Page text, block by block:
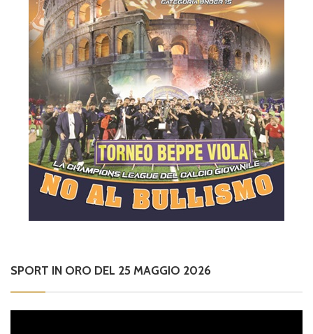
SPORT IN ORO DEL 25 MAGGIO 2026